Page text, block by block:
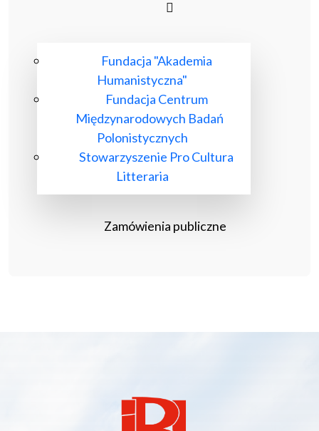
Fundacja "Akademia
Humanistyczna"
Fundacja Centrum
Międzynarodowych Badań
Polonistycznych
Stowarzyszenie Pro Cultura
Litteraria
Zamówienia publiczne